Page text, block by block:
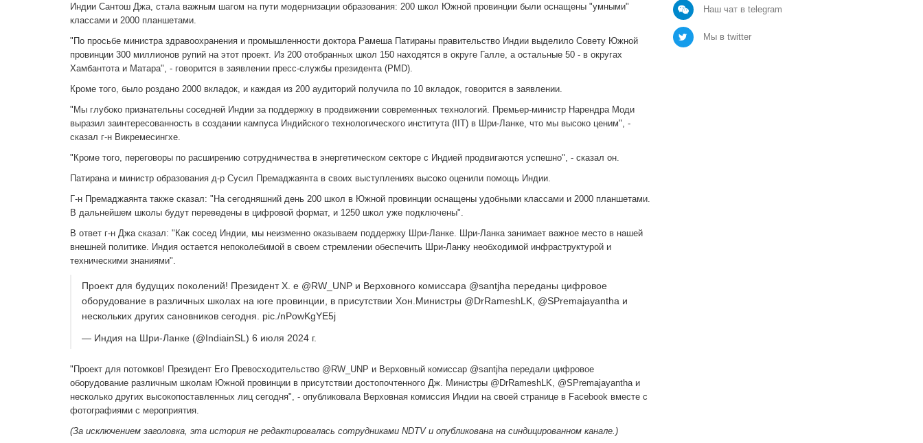
Индии Сантош Джа, стала важным шагом на пути модернизации образования: 200 школ Южной провинции были оснащены "умными"
классами и 2000 планшетами.
"По просьбе министра здравоохранения и промышленности доктора Рамеша Патираны правительство Индии выделило Совету Южной
провинции 300 миллионов рупий на этот проект. Из 200 отобранных школ 150 находятся в округе Галле, а остальные 50 - в округах
Хамбантота и Матара", - говорится в заявлении пресс-службы президента (PMD).
Кроме того, было роздано 2000 вкладок, и каждая из 200 аудиторий получила по 10 вкладок, говорится в заявлении.
"Мы глубоко признательны соседней Индии за поддержку в продвижении современных технологий. Премьер-министр Нарендра Моди
выразил заинтересованность в создании кампуса Индийского технологического института (IIT) в Шри-Ланке, что мы высоко ценим", -
сказал г-н Викремесингхе.
"Кроме того, переговоры по расширению сотрудничества в энергетическом секторе с Индией продвигаются успешно", - сказал он.
Патирана и министр образования д-р Сусил Премаджаянта в своих выступлениях высоко оценили помощь Индии.
Г-н Премаджаянта также сказал: "На сегодняшний день 200 школ в Южной провинции оснащены удобными классами и 2000 планшетами.
В дальнейшем школы будут переведены в цифровой формат, и 1250 школ уже подключены".
В ответ г-н Джа сказал: "Как сосед Индии, мы неизменно оказываем поддержку Шри-Ланке. Шри-Ланка занимает важное место в нашей
внешней политике. Индия остается непоколебимой в своем стремлении обеспечить Шри-Ланку необходимой инфраструктурой и
техническими знаниями".
Проект для будущих поколений! Президент Х. е @RW_UNP и Верховного комиссара @santjha переданы цифровое
оборудование в различных школах на юге провинции, в присутствии Хон.Министры @DrRameshLK, @SPremajayantha и
нескольких других сановников сегодня. pic./nPowKgYE5j
— Индия на Шри-Ланке (@IndiainSL) 6 июля 2024 г.
"Проект для потомков! Президент Его Превосходительство @RW_UNP и Верховный комиссар @santjha передали цифровое
оборудование различным школам Южной провинции в присутствии достопочтенного Дж. Министры @DrRameshLK, @SPremajayantha и
несколько других высокопоставленных лиц сегодня", - опубликовала Верховная комиссия Индии на своей странице в Facebook вместе с
фотографиями с мероприятия.
(За исключением заголовка, эта история не редактировалась сотрудниками NDTV и опубликована на синдицированном канале.)
Наш чат в telegram
Мы в twitter